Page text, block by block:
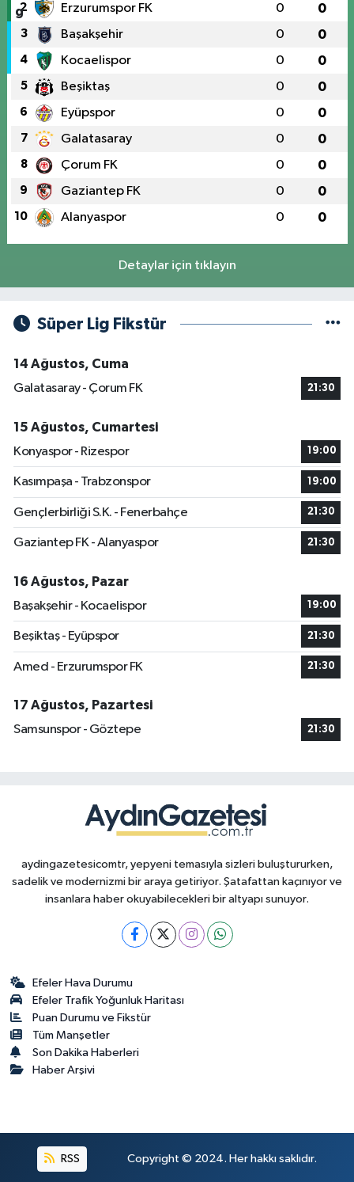
2 Erzurumspor FK 0 0
3 Başakşehir 0 0
4 Kocaelispor 0 0
5 Beşiktaş 0 0
6 Eyüpspor 0 0
7 Galatasaray 0 0
8 Çorum FK 0 0
9 Gaziantep FK 0 0
10 Alanyaspor 0 0
Detaylar için tıklayın
Süper Lig Fikstür
14 Ağustos, Cuma
Galatasaray - Çorum FK
21:30
15 Ağustos, Cumartesi
Konyaspor - Rizespor
19:00
Kasımpaşa - Trabzonspor 19:00
Gençlerbirliği S.K. - Fenerbahçe 21:30
Gaziantep FK - Alanyaspor 21:30
16 Ağustos, Pazar
Başakşehir - Kocaelispor
19:00
Beşiktaş - Eyüpspor 21:30
Amed - Erzurumspor FK 21:30
17 Ağustos, Pazartesi
Samsunspor - Göztepe
21:30
aydingazetesicomtr, yepyeni temasıyla sizleri buluştururken,
sadelik ve modernizmi bir araya getiriyor. Şatafattan kaçınıyor ve
insanlara haber okuyabilecekleri bir altyapı sunuyor.
Efeler Hava Durumu
Efeler Trafik Yoğunluk Haritası
Puan Durumu ve Fikstür
Tüm Manşetler
Son Dakika Haberleri
Haber Arşivi
RSS Copyright © 2024. Her hakkı saklıdır.